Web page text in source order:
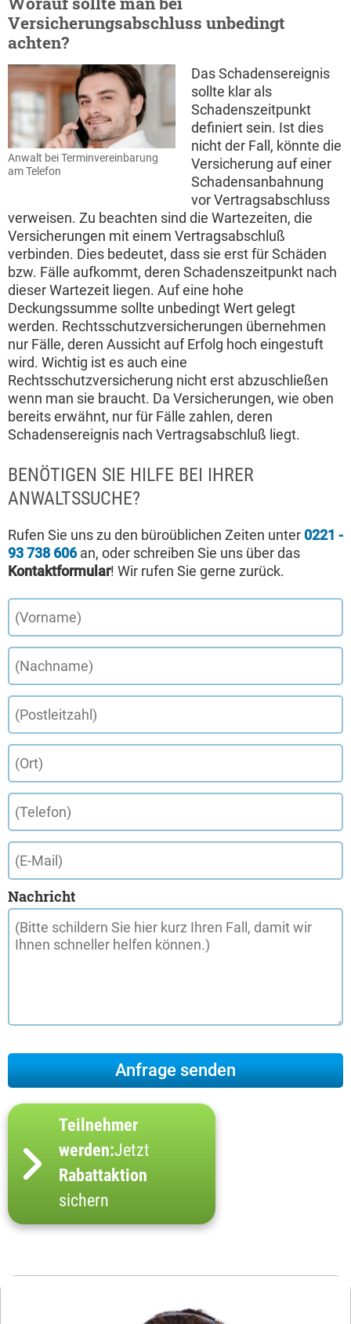
Versicherungsabschluss unbedingt
achten?
Anwalt bei Terminvereinbarung
am Telefon
Das Schadensereignis
sollte klar als
Schadenszeitpunkt
definiert sein. Ist dies
nicht der Fall, könnte die
Versicherung auf einer
Schadensanbahnung
vor Vertragsabschluss
verweisen. Zu beachten sind die Wartezeiten, die
Versicherungen mit einem Vertragsabschluß
verbinden. Dies bedeutet, dass sie erst für Schäden
bzw. Fälle aufkommt, deren Schadenszeitpunkt nach
dieser Wartezeit liegen. Auf eine hohe
Deckungssumme sollte unbedingt Wert gelegt
werden. Rechtsschutzversicherungen übernehmen
nur Fälle, deren Aussicht auf Erfolg hoch eingestuft
wird. Wichtig ist es auch eine
Rechtsschutzversicherung nicht erst abzuschließen
wenn man sie braucht. Da Versicherungen, wie oben
bereits erwähnt, nur für Fälle zahlen, deren
Schadensereignis nach Vertragsabschluß liegt.
BENÖTIGEN SIE HILFE BEI IHRER
ANWALTSSUCHE?
Rufen Sie uns zu den büroüblichen Zeiten unter 0221 -
93 738 606an, oder schreiben Sie uns über das
Kontaktformular! Wir rufen Sie gerne zurück.
Nachricht
Teilnehmer
werden:Jetzt
Rabattaktion
sichern